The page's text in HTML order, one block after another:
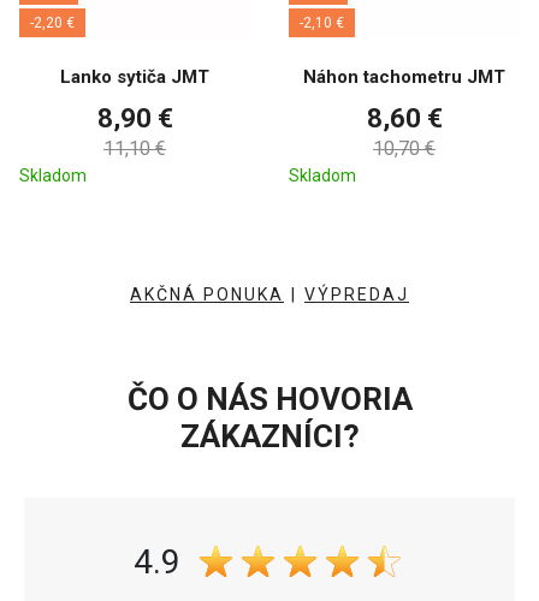
-2,20 €
Lanko sytiča JMT
8,90 €
11,10 €
Skladom
-2,10 €
Náhon tachometru JMT
8,60 €
10,70 €
Skladom
AKČNÁ PONUKA VÝPREDAJ
ČO O NÁS HOVORIA
ZÁKAZNÍCI?
4.9